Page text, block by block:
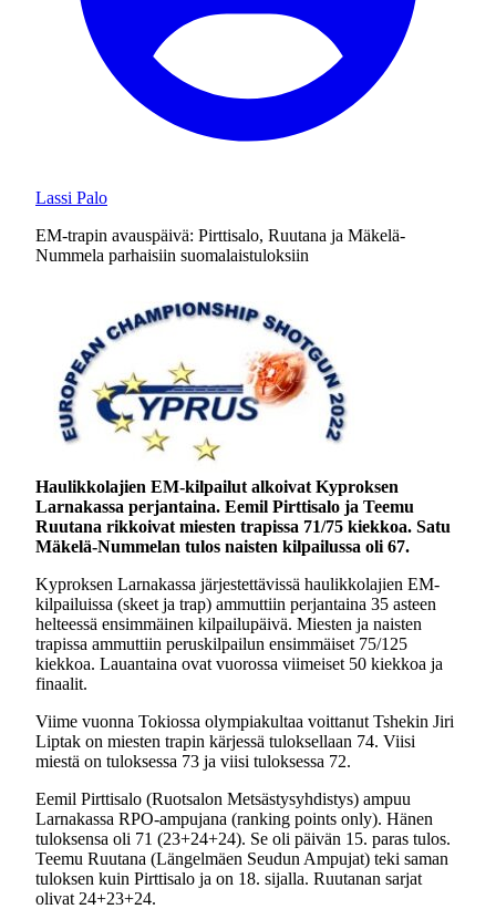
Lassi Palo
EM-trapin avauspäivä: Pirttisalo, Ruutana ja Mäkelä-
Nummela parhaisiin suomalaistuloksiin
Haulikkolajien EM-kilpailut alkoivat Kyproksen
Larnakassa perjantaina. Eemil Pirttisalo ja Teemu
Ruutana rikkoivat miesten trapissa 71/75 kiekkoa. Satu
Mäkelä-Nummelan tulos naisten kilpailussa oli 67.
Kyproksen Larnakassa järjestettävissä haulikkolajien EM-
kilpailuissa (skeet ja trap) ammuttiin perjantaina 35 asteen
helteessä ensimmäinen kilpailupäivä. Miesten ja naisten
trapissa ammuttiin peruskilpailun ensimmäiset 75/125
kiekkoa. Lauantaina ovat vuorossa viimeiset 50 kiekkoa ja
finaalit.
Viime vuonna Tokiossa olympiakultaa voittanut Tshekin Jiri
Liptak on miesten trapin kärjessä tuloksellaan 74. Viisi
miestä on tuloksessa 73 ja viisi tuloksessa 72.
Eemil Pirttisalo (Ruotsalon Metsästysyhdistys) ampuu
Larnakassa RPO-ampujana (ranking points only). Hänen
tuloksensa oli 71 (23+24+24). Se oli päivän 15. paras tulos.
Teemu Ruutana (Längelmäen Seudun Ampujat) teki saman
tuloksen kuin Pirttisalo ja on 18. sijalla. Ruutanan sarjat
olivat 24+23+24.